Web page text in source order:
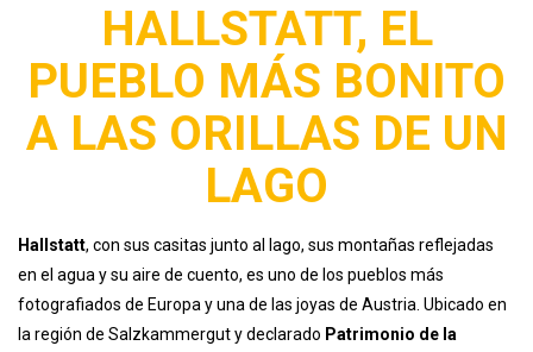
HALLSTATT, EL
PUEBLO MÁS BONITO
A LAS ORILLAS DE UN
LAGO
Hallstatt, con sus casitas junto al lago, sus montañas reflejadas
en el agua y su aire de cuento, es uno de los pueblos más
fotografiados de Europa y una de las joyas de Austria. Ubicado en
la región de Salzkammergut y declarado Patrimonio de la